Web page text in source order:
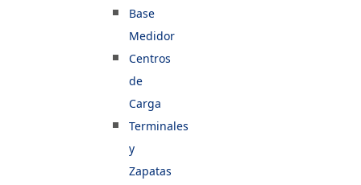
Base
Medidor
Centros
de
Carga
Terminales
y
Zapatas